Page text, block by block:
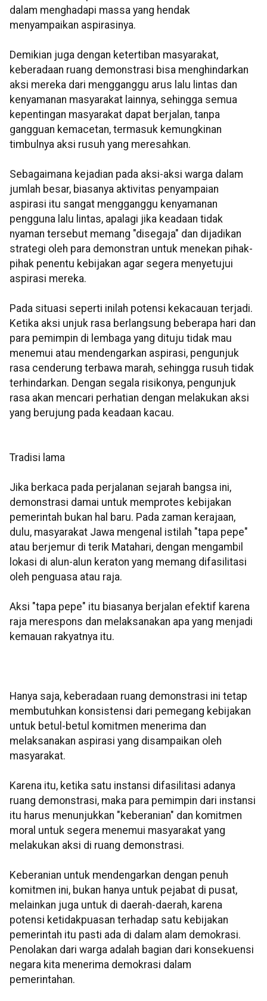
dalam menghadapi massa yang hendak
menyampaikan aspirasinya.
Demikian juga dengan ketertiban masyarakat,
keberadaan ruang demonstrasi bisa menghindarkan
aksi mereka dari mengganggu arus lalu lintas dan
kenyamanan masyarakat lainnya, sehingga semua
kepentingan masyarakat dapat berjalan, tanpa
gangguan kemacetan, termasuk kemungkinan
timbulnya aksi rusuh yang meresahkan.
Sebagaimana kejadian pada aksi-aksi warga dalam
jumlah besar, biasanya aktivitas penyampaian
aspirasi itu sangat mengganggu kenyamanan
pengguna lalu lintas, apalagi jika keadaan tidak
nyaman tersebut memang "disegaja" dan dijadikan
strategi oleh para demonstran untuk menekan pihak-
pihak penentu kebijakan agar segera menyetujui
aspirasi mereka.
Pada situasi seperti inilah potensi kekacauan terjadi.
Ketika aksi unjuk rasa berlangsung beberapa hari dan
para pemimpin di lembaga yang dituju tidak mau
menemui atau mendengarkan aspirasi, pengunjuk
rasa cenderung terbawa marah, sehingga rusuh tidak
terhindarkan. Dengan segala risikonya, pengunjuk
rasa akan mencari perhatian dengan melakukan aksi
yang berujung pada keadaan kacau.
Tradisi lama
Jika berkaca pada perjalanan sejarah bangsa ini,
demonstrasi damai untuk memprotes kebijakan
pemerintah bukan hal baru. Pada zaman kerajaan,
dulu, masyarakat Jawa mengenal istilah "tapa pepe"
atau berjemur di terik Matahari, dengan mengambil
lokasi di alun-alun keraton yang memang difasilitasi
oleh penguasa atau raja.
Aksi "tapa pepe" itu biasanya berjalan efektif karena
raja merespons dan melaksanakan apa yang menjadi
kemauan rakyatnya itu.
Hanya saja, keberadaan ruang demonstrasi ini tetap
membutuhkan konsistensi dari pemegang kebijakan
untuk betul-betul komitmen menerima dan
melaksanakan aspirasi yang disampaikan oleh
masyarakat.
Karena itu, ketika satu instansi difasilitasi adanya
ruang demonstrasi, maka para pemimpin dari instansi
itu harus menunjukkan "keberanian" dan komitmen
moral untuk segera menemui masyarakat yang
melakukan aksi di ruang demonstrasi.
Keberanian untuk mendengarkan dengan penuh
komitmen ini, bukan hanya untuk pejabat di pusat,
melainkan juga untuk di daerah-daerah, karena
potensi ketidakpuasan terhadap satu kebijakan
pemerintah itu pasti ada di dalam alam demokrasi.
Penolakan dari warga adalah bagian dari konsekuensi
negara kita menerima demokrasi dalam
pemerintahan.